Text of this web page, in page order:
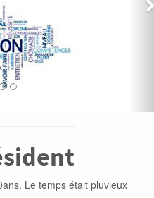
Le temps était pluvieux